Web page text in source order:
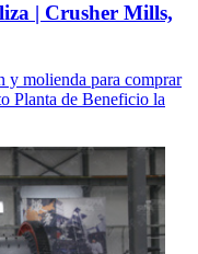
| Crusher Mills,
y molienda para comprar
Planta de Beneficio la